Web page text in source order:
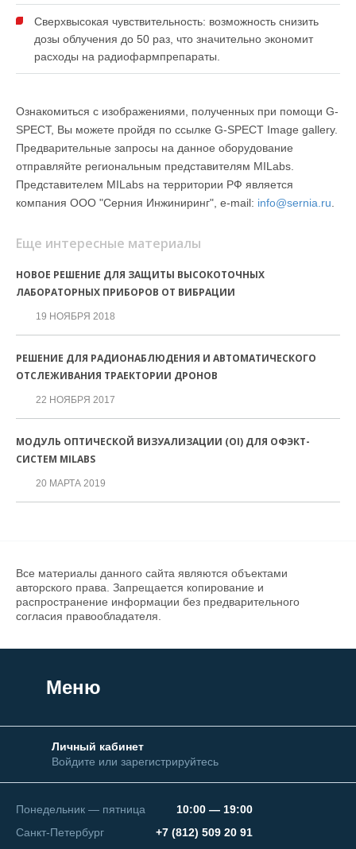
Сверхвысокая чувствительность: возможность снизить
дозы облучения до 50 раз, что значительно экономит
расходы на радиофармпрепараты.
Ознакомиться с изображениями, полученных при помощи G-
SPECT, Вы можете пройдя по ссылке G-SPECT Image gallery.
Предварительные запросы на данное оборудование
отправляйте региональным представителям MILabs.
Представителем MILabs на территории РФ является
компания ООО "Серния Инжиниринг", e-mail: info@sernia.ru
Еще интересные материалы
НОВОЕ РЕШЕНИЕ ДЛЯ ЗАЩИТЫ ВЫСОКОТОЧНЫХ
ЛАБОРАТОРНЫХ ПРИБОРОВ ОТ ВИБРАЦИИ
19 НОЯБРЯ 2018
РЕШЕНИЕ ДЛЯ РАДИОНАБЛЮДЕНИЯ И АВТОМАТИЧЕСКОГО
ОТСЛЕЖИВАНИЯ ТРАЕКТОРИИ ДРОНОВ
22 НОЯБРЯ 2017
МОДУЛЬ ОПТИЧЕСКОЙ ВИЗУАЛИЗАЦИИ (OI) ДЛЯ ОФЭКТ-
СИСТЕМ MILABS
20 МАРТА 2019
Все материалы данного сайта являются объектами
авторского права. Запрещается копирование и
распространение информации без предварительного
согласия правообладателя.
Меню
Личный кабинет
Войдите или зарегистрируйтесь
Понедельник — пятница
10:00 — 19:00
Санкт-Петербург
+7 (812) 509 20 91